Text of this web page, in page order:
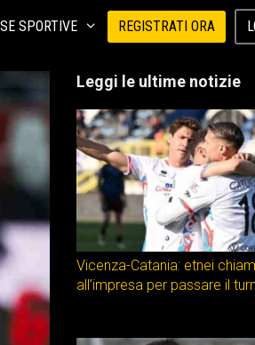
SPORTIVE REGISTRATI ORA
Leggi le ultime notizie
Vicenza-Catania: etnei
all’impresa per passare il